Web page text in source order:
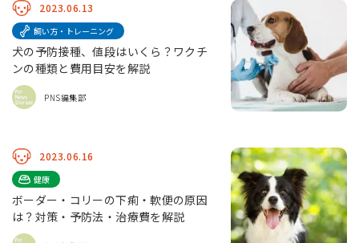
2023.06.13
飼い方・トレーニング
犬の予防接種、値段はいくら？ワクチ
ンの種類と費用目安を解説
PNS編集部
2023.06.16
健康
ボーダー・コリーの下痢・軟便の原因
は？対策・予防法・治療費を解説